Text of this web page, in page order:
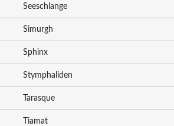
Seeschlange
Simurgh
Sphinx
Stymphaliden
Tarasque
Tiamat